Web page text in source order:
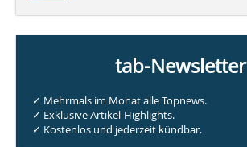
tab-Newsletter
✓ Mehrmals im Monat alle Topnews.
✓ Exklusive Artikel-Highlights.
✓ Kostenlos und jederzeit kündbar.